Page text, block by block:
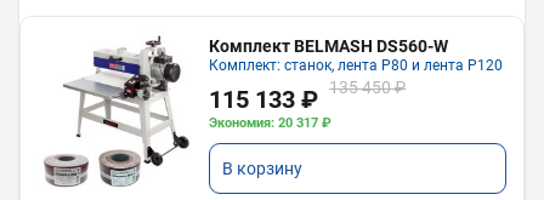
Комплект BELMASH DS560-W
Комплект: станок, лента P80 и лента P120
115 133 ₽ 135 450 ₽
Экономия: 20 317 ₽
В корзину